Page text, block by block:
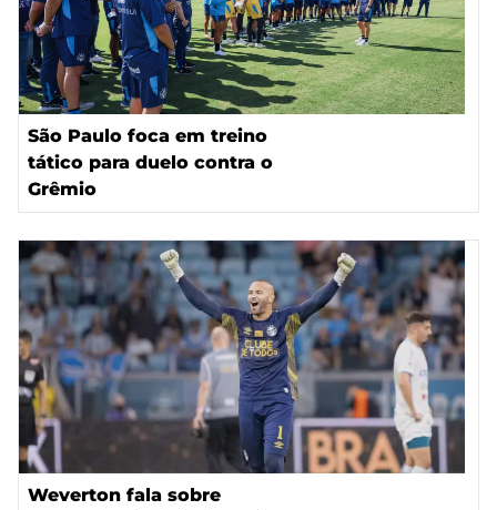
São Paulo foca em treino
tático para duelo contra o
Grêmio
Weverton fala sobre